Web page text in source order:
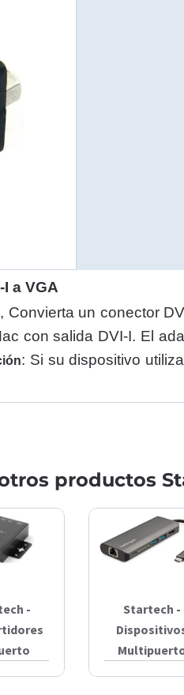
I a VGA
un conector
con salida DVI-I. El
: Si su dispositivo
productos
-
Startech -